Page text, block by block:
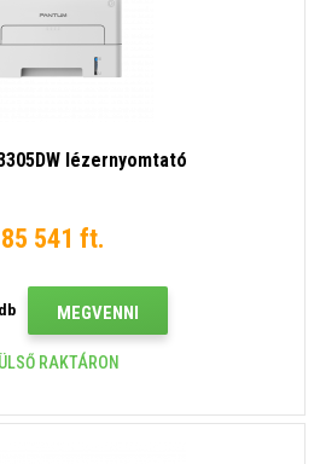
lézernyomtató
85 541 ft.
db MEGVENNI
RAKTÁRON